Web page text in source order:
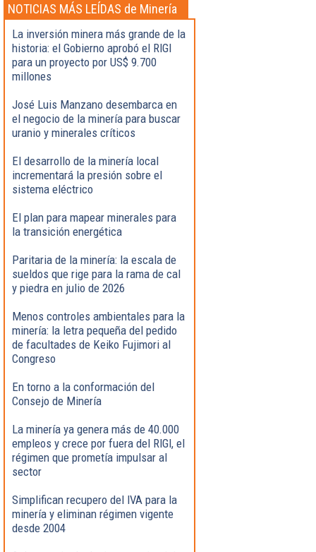
NOTICIAS MÁS LEÍDAS de Minería
La inversión minera más grande de la
historia: el Gobierno aprobó el RIGI
para un proyecto por US$ 9.700
millones
José Luis Manzano desembarca en
el negocio de la minería para buscar
uranio y minerales críticos
El desarrollo de la minería local
incrementará la presión sobre el
sistema eléctrico
El plan para mapear minerales para
la transición energética
Paritaria de la minería: la escala de
sueldos que rige para la rama de cal
y piedra en julio de 2026
Menos controles ambientales para la
minería: la letra pequeña del pedido
de facultades de Keiko Fujimori al
Congreso
En torno a la conformación del
Consejo de Minería
La minería ya genera más de 40.000
empleos y crece por fuera del RIGI, el
régimen que prometía impulsar al
sector
Simplifican recupero del IVA para la
minería y eliminan régimen vigente
desde 2004